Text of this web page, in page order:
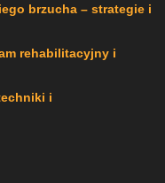
brzucha – strategie i
rehabilitacyjny i
i